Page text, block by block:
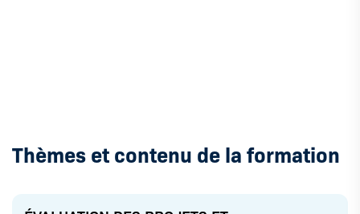
Thèmes et contenu de la formation